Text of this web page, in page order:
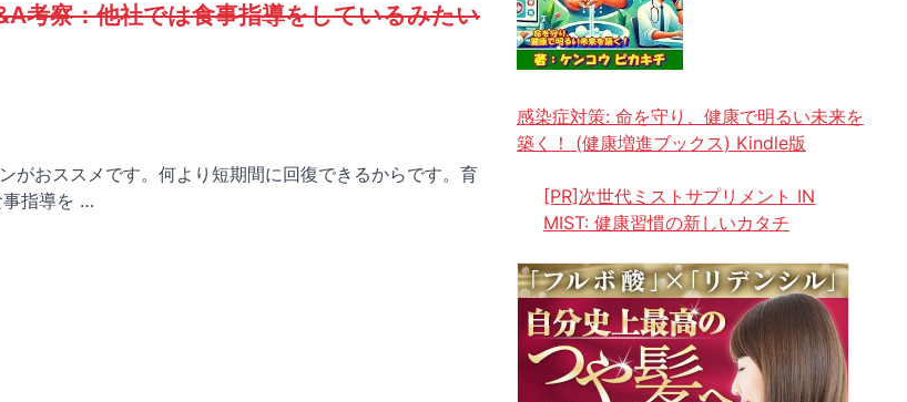
考察：他社では食事指導をしているみたい
がおススメです。何より短期間に回復できるからです。育
事指導を …
感染症対策: 命を守り、健康で明るい未来を
築く！ (健康増進ブックス) Kindle版
[PR]次世代ミストサプリメント IN
MIST: 健康習慣の新しいカタチ